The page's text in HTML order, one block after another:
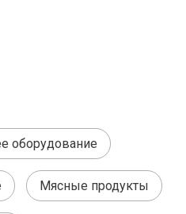
оборудование
Мясные продукты